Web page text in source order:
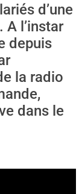
d’une
A l’instar
depuis
la radio
dans le